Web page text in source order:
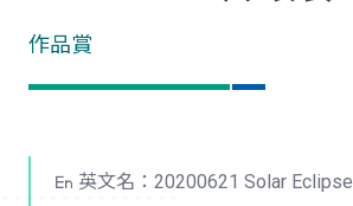
作品賞
英文名：20200621 Solar Eclipse